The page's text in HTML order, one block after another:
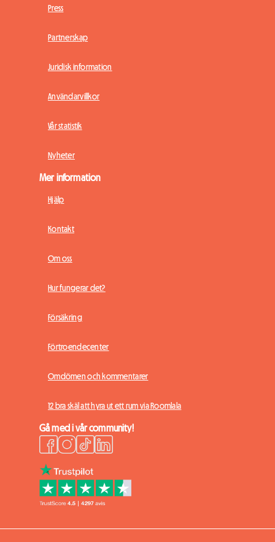
Press
Partnerskap
Juridisk information
Användarvillkor
Vår statistik
Nyheter
Mer information
Hjälp
Kontakt
Om oss
Hur fungerar det?
Försäkring
Förtroendecenter
Omdömen och kommentarer
12 bra skäl att hyra ut ett rum via Roomlala
Gå med i vår community!